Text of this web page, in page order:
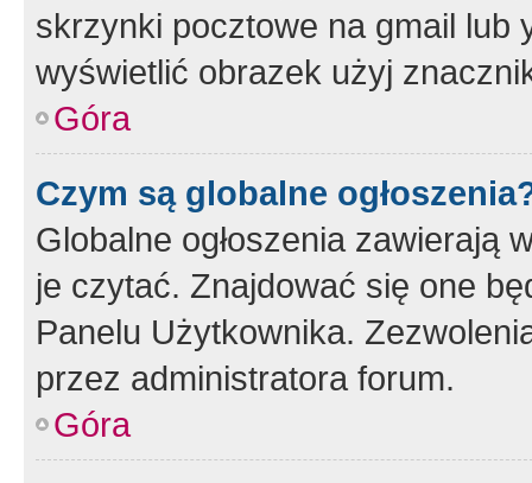
skrzynki pocztowe na gmail lub
wyświetlić obrazek użyj
Góra
Czym są globalne
Globalne ogłoszenia zawierają
je czytać. Znajdować się one
Panelu Użytkownika.
przez administratora forum.
Góra